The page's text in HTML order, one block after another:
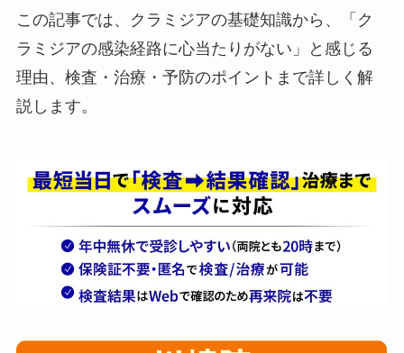
この記事では、クラミジアの基礎知識から、「ク
ラミジアの感染経路に心当たりがない」と感じる
理由、検査・治療・予防のポイントまで詳しく解
説します。